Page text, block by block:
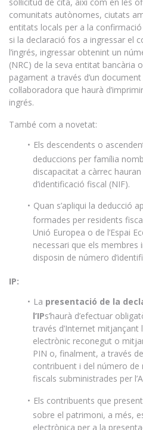
comunitats autònomes, ciutats
entitats locals per a la confirmació
si la declaració fos a ingressar el
l’ingrés, ingressar obtenint un
(NRC) de la seva entitat bancària
pagament a través d’un
col·laboradora que haurà
ingrés.
També com a novetat:
Els descendents o
deduccions per família
discapacitat a càrrec
d’identificació fiscal (NIF).
Quan s’apliqui la deducció
formades per residents
Unió Europea o de l’Espai
necessari que els
disposin de número
IP:
La presentació de la
l’IPs’haurà d’efectuar
través d’Internet
electrònic reconegut o
PIN o, finalment, a través
contribuent i del número de
fiscals subministrades per
Els contribuents que
sobre el patrimoni, a més,
electrònica per a la